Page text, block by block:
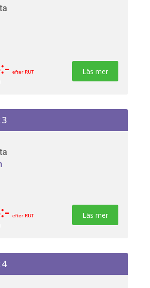
efter RUT Läs mer
efter RUT Läs mer